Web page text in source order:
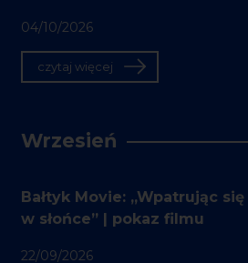
04/10/2026
czytaj więcej
Wrzesień
Bałtyk Movie: „Wpatrując się
w słońce” | pokaz filmu
22/09/2026